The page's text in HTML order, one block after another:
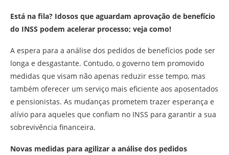
Está na fila? Idosos que aguardam aprovação de benefício
do INSS podem acelerar processo; veja como!
A espera para a análise dos pedidos de benefícios pode ser
longa e desgastante. Contudo, o governo tem promovido
medidas que visam não apenas reduzir esse tempo, mas
também oferecer um serviço mais eficiente aos aposentados
e pensionistas. As mudanças prometem trazer esperança e
alívio para aqueles que confiam no INSS para garantir a sua
sobrevivência financeira.
Novas medidas para agilizar a análise dos pedidos